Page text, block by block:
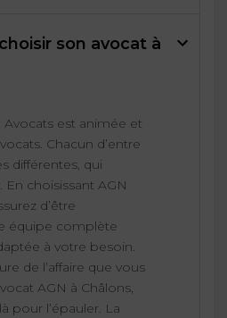
son avocat à
est animée et
Chacun d’entre
différentes, qui
choisissant AGN
d’être
équipe complète
à votre besoin.
de l’affaire que vous
AGN à Châlons,
pour l’épauler. La